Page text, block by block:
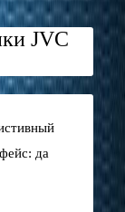
JVC
да